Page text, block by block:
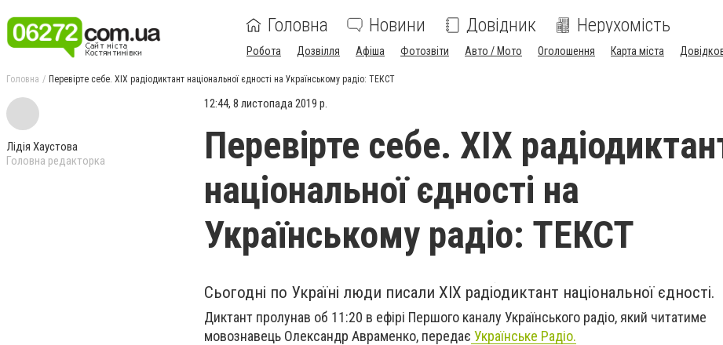
Головна Новини Довідник Нерухомість
Робота Дозвілля Афіша Фотозвіти Авто / Мото Оголошення Карта міста
Головна Перевірте себе. ХІХ радіодиктант національної єдності на Українському радіо: ТЕКСТ
Лідія Хаустова
Головна редакторка
12:44, 8 листопада 2019 р.
Перевірте себе. ХІХ
національної єдності на
Українському радіо: ТЕКСТ
Сьогодні по Україні люди писали ХІХ радіодиктант національної єдності.
Диктант пролунав об 11:20 в ефірі Першого каналу Українського радіо, який читатиме
мовознавець Олександр Авраменко, передає Українське Радіо.